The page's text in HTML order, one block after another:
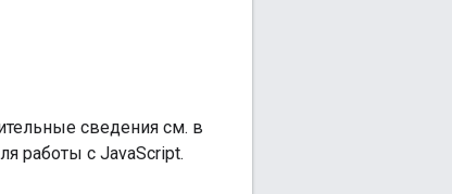
сведения см. в
работы с JavaScript.